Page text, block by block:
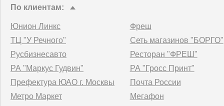
По клиентам:
Юнион Линкс
Фреш
ТЦ "У Речного"
Сеть магазинов "БОРГО"
Русбизнесавто
Ресторан "ФРЕШ"
РА "Маркус Гудвин"
РА "Гросс Принт"
Префектура ЮАО г. Москвы
Почта России
Метро Маркет
Мегафон